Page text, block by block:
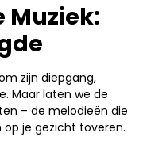
Muziek:
zijn diepgang,
Maar laten we de
– de melodieën die
je gezicht toveren.